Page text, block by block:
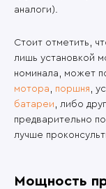
аналоги).
Стоит отметить,
лишь установкой
номинала, может
мотора , поршня ,
батареи , либо
предварительно
лучше
Мощность